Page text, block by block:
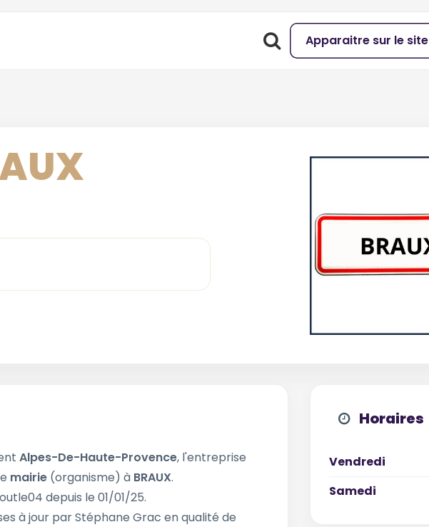
Apparaitre sur le site
Alpes-De-Haute-Provence, l'entreprise
mairie (organisme) à BRAUX.
depuis le 01/01/25.
à jour par Stéphane Grac en qualité de
Horaires
Vendredi
Samedi